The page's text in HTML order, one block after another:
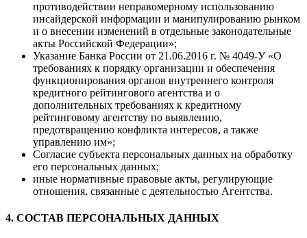
противодействии неправомерному использованию
инсайдерской информации и манипулированию рынком
и о внесении изменений в отдельные законодательные
акты Российской Федерации»;
Указание Банка России от 21.06.2016 г. № 4049-У «О
требованиях к порядку организации и обеспечения
функционирования органов внутреннего контроля
кредитного рейтингового агентства и о
дополнительных требованиях к кредитному
рейтинговому агентству по выявлению,
предотвращению конфликта интересов, а также
управлению им»;
Согласие субъекта персональных данных на обработку
его персональных данных;
иные нормативные правовые акты, регулирующие
отношения, связанные с деятельностью Агентства.
4. СОСТАВ ПЕРСОНАЛЬНЫХ ДАННЫХ